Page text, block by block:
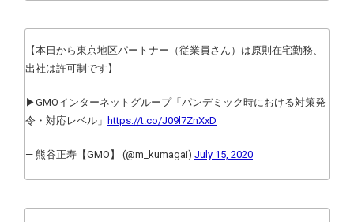
【本日から東京地区パートナー（従業員さん）は原則在宅勤務、
出社は許可制です】
▶GMOインターネットグループ「パンデミック時における対策発
令・対応レベル」 https://t.co/J09l7ZnXxD
— 熊谷正寿【GMO】 (@m_kumagai) July 15, 2020